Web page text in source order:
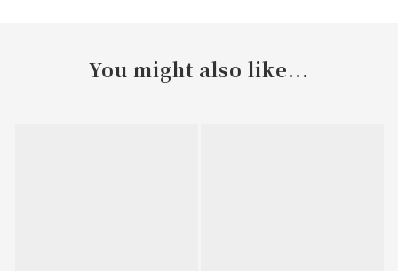
You might also like...